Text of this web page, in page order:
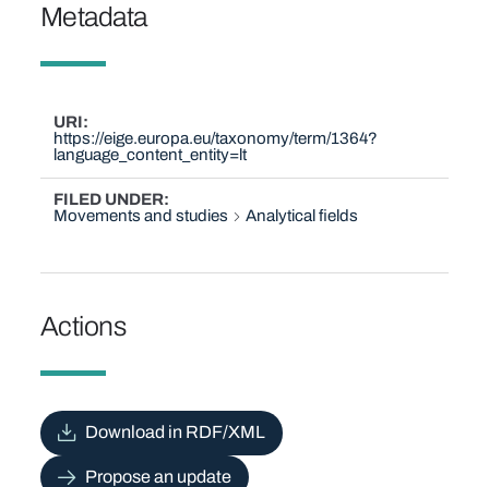
Metadata
URI
https://eige.europa.eu/taxonomy/term/1364?
language_content_entity=lt
FILED UNDER
Movements and studies
Analytical fields
Actions
Download in RDF/XML
Propose an update